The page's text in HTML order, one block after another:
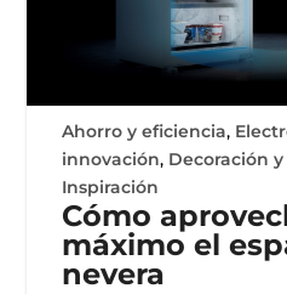
Ahorro y eficiencia,
innovación, Decoración
Inspiración
Cómo
máximo el
nevera